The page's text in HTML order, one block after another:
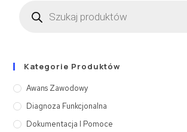
Kategorie Produktów
Awans Zawodowy
Diagnoza Funkcjonalna
Dokumentacja I Pomoce